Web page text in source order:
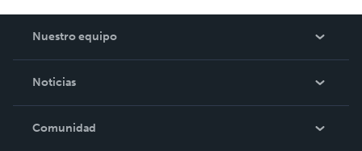
Nuestro equipo
Acerca de nosotros
Empleo
Noticias
En las noticias
Eventos
Comunidad